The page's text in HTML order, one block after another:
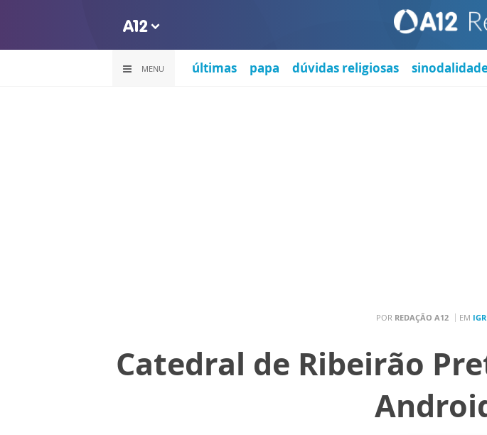
MENU últimas papa dúvidas religiosas
POR REDAÇÃO A12 EM
Catedral de Ribeirão